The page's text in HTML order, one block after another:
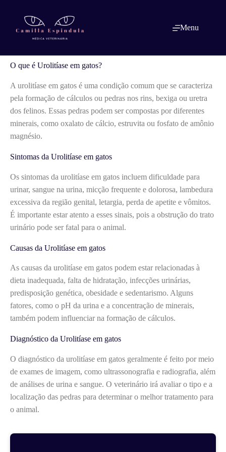
conteúdo
Menu
O que é: Urolitíase em gatos
O que é Urolitíase em gatos?
A urolitíase em gatos é uma condição comum que se caracteriza
pela formação de cálculos ou pedras nos rins, bexiga ou uretra
dos felinos. Essas pedras podem ser compostas por diferentes
minerais, como oxalato de cálcio, estruvita ou fosfato de amônio
magnésio.
Sintomas da Urolitíase em gatos
Os sintomas da urolitíase em gatos incluem dificuldade para
urinar, sangue na urina, micção frequente e dolorosa, lambedura
excessiva da região genital, letargia, perda de apetite e vômitos.
É importante estar atento a esses sinais, pois a obstrução do trato
urinário pode ser fatal para o animal.
Causas da Urolitíase em gatos
As causas da urolitíase em gatos podem estar relacionadas à
dieta inadequada, falta de hidratação, infecções urinárias,
predisposição genética, obesidade e sedentarismo. Alguns
fatores, como o pH da urina e a concentração de minerais,
também podem influenciar na formação de cálculos.
Diagnóstico da Urolitíase em gatos
O diagnóstico da urolitíase em gatos geralmente é feito por meio
de exames de imagem, como ultrassonografia e radiografia, além
de análises de urina e sangue. O veterinário irá avaliar o tipo e a
localização das pedras para determinar o melhor tratamento para
o animal.